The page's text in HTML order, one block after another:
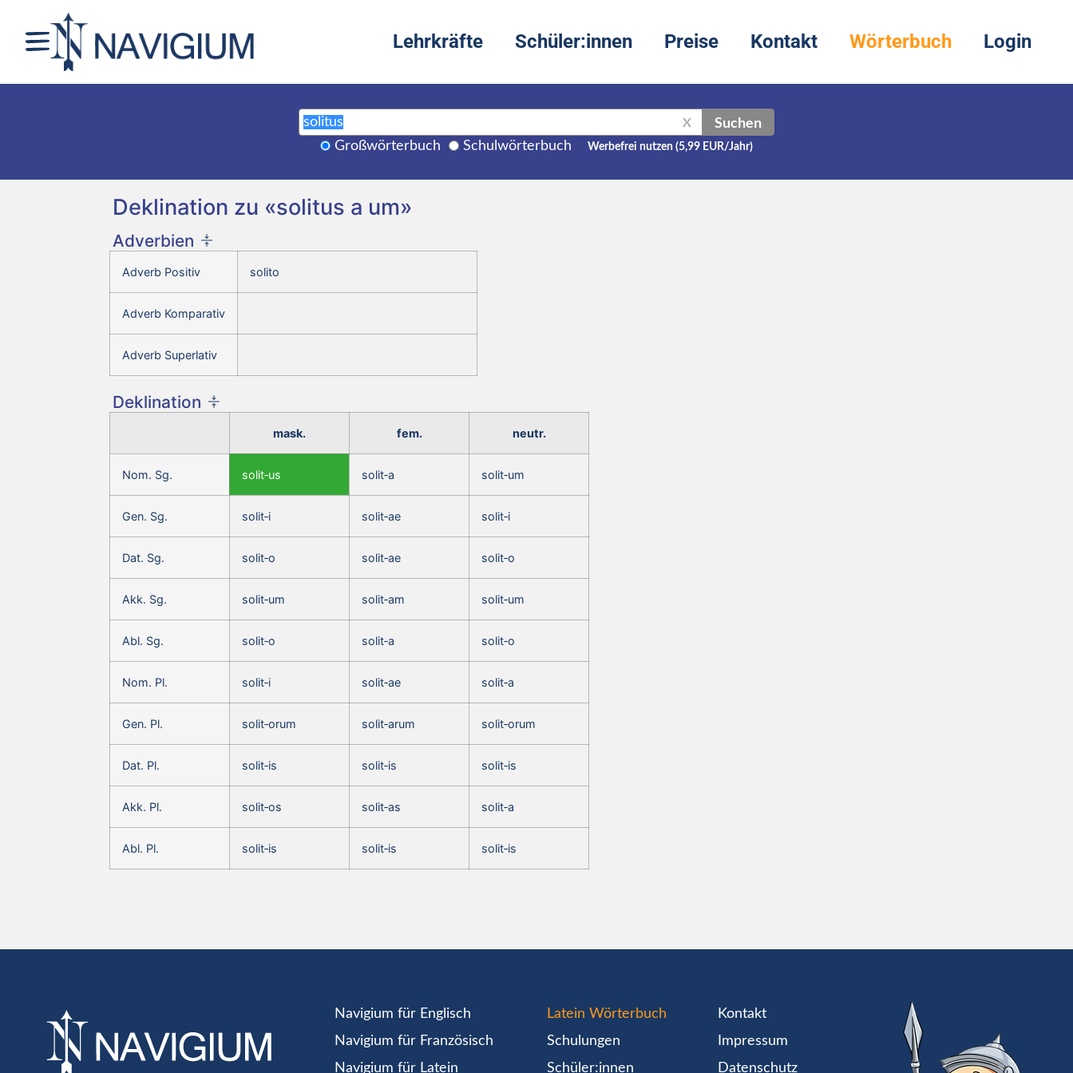
Lehrkräfte Schüler:innen Preise Kontakt Wörterbuch Login
X Suchen
Großwörterbuch Schulwörterbuch Werbefrei nutzen (5,99 EUR/Jahr)
Deklination zu «solitus a um»
Adverbien
Adverb Positiv solito
Adverb Komparativ
Adverb Superlativ
Deklination
mask. fem. neutr.
Nom. Sg. solit‑us solit‑a solit‑um
Gen. Sg. solit‑i solit‑ae solit‑i
Dat. Sg. solit‑o solit‑ae solit‑o
Akk. Sg. solit‑um solit‑am solit‑um
Abl. Sg. solit‑o solit‑a solit‑o
Nom. Pl. solit‑i solit‑ae solit‑a
Gen. Pl. solit‑orum solit‑arum solit‑orum
Dat. Pl. solit‑is solit‑is solit‑is
Akk. Pl. solit‑os solit‑as solit‑a
Abl. Pl. solit‑is solit‑is solit‑is
Navigium für Englisch
Navigium für Französisch
Navigium für Latein
Latein Wörterbuch
Schulungen
Schüler:innen
Kontakt
Impressum
Datenschutz